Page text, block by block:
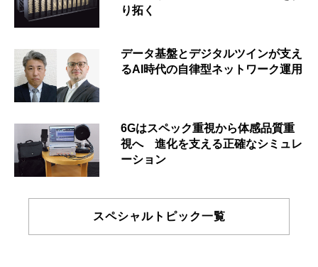
り拓く
データ基盤とデジタルツインが支え
るAI時代の自律型ネットワーク運用
6Gはスペック重視から体感品質重
視へ 進化を支える正確なシミュレ
ーション
スペシャルトピック一覧